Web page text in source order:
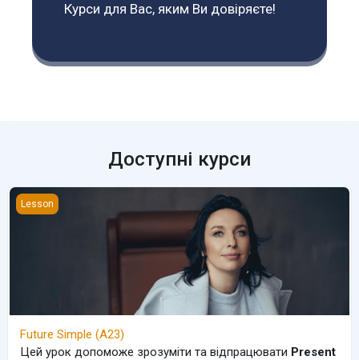
Курси для Вас, яким Ви довіряєте!
Доступні курси
Future Simple (A23)
Lesson
Future Simple (A23)
Цей урок допоможе зрозуміти та відпрацювати Present